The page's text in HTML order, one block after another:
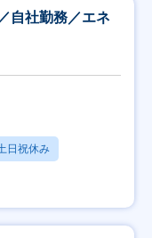
自社勤務／エネ
日祝休み